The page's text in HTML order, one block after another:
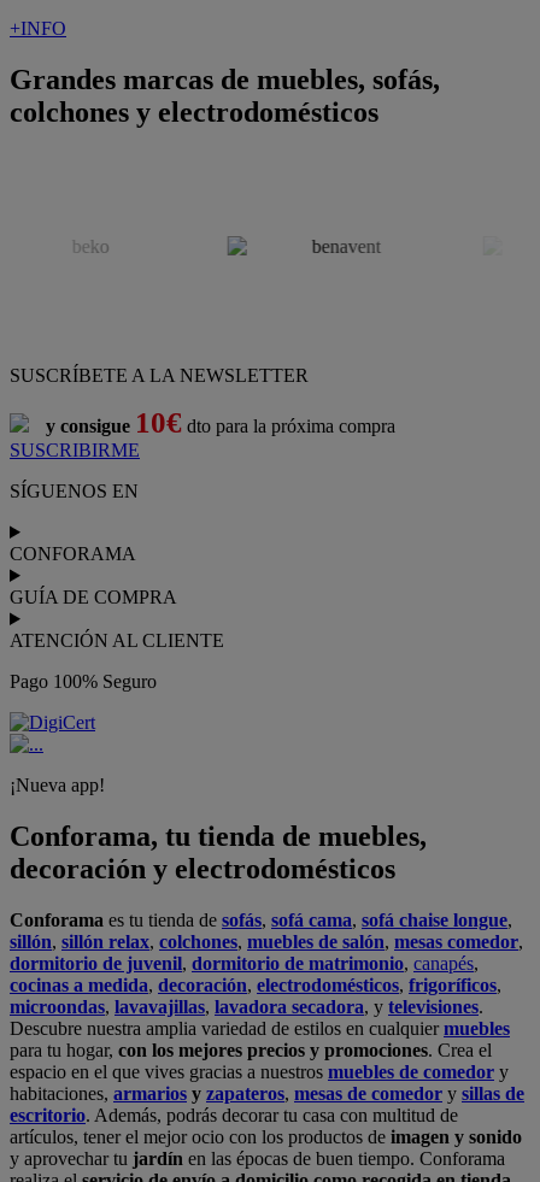
+INFO
Grandes marcas de muebles, sofás,
colchones y electrodomésticos
SUSCRÍBETE A LA NEWSLETTER
y consigue 10€ dto para la próxima compra
SUSCRIBIRME
SÍGUENOS EN
CONFORAMA
GUÍA DE COMPRA
ATENCIÓN AL CLIENTE
Pago 100% Seguro
¡Nueva app!
Conforama, tu tienda de muebles,
decoración y electrodomésticos
Conforama es tu tienda de sofás, sofá cama, sofá chaise longue,
sillón, sillón relax, colchones, muebles de salón, mesas comedor,
dormitorio de juvenil, dormitorio de matrimonio, canapés,
cocinas a medida, decoración, electrodomésticos, frigoríficos,
microondas, lavavajillas, lavadora secadora, y televisiones.
Descubre nuestra amplia variedad de estilos en cualquiermuebles
para tu hogar, con los mejores precios y promociones. Crea el
espacio en el que vives gracias a nuestros muebles de comedor y
habitaciones, armarios y zapateros, mesas de comedor y sillas de
escritorio. Además, podrás decorar tu casa con multitud de
artículos, tener el mejor ocio con los productos de imagen y sonido
y aprovechar tu jardín en las épocas de buen tiempo. Conforama